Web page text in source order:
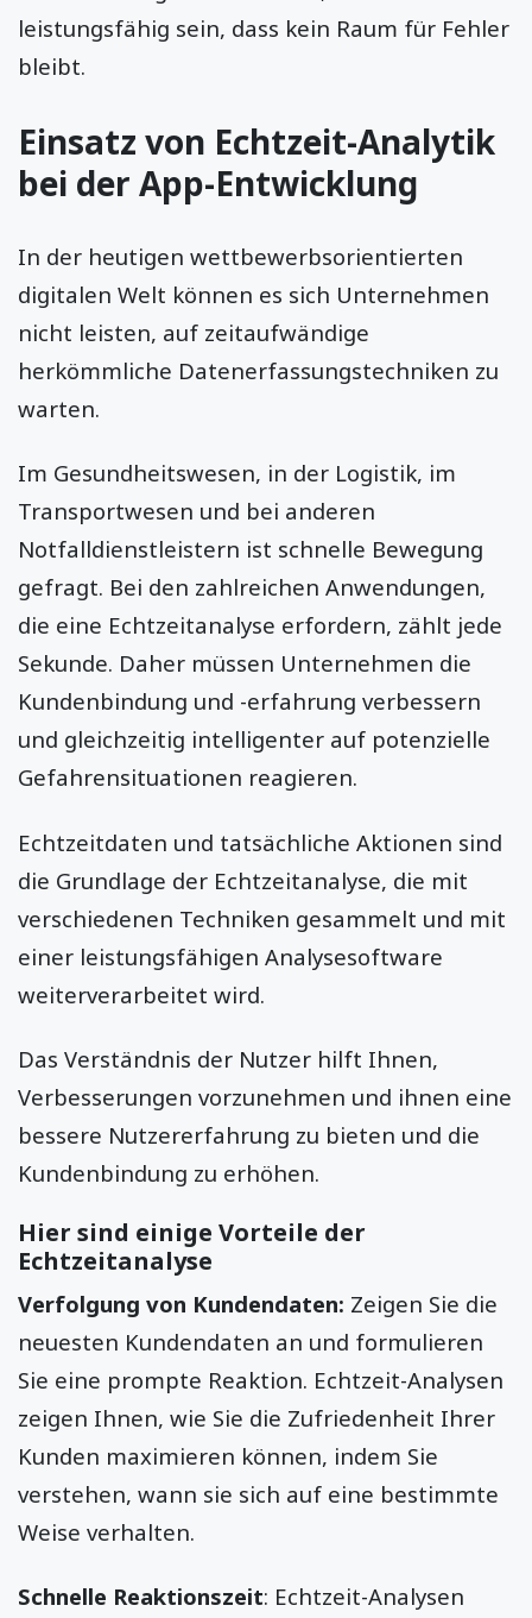
leistungsfähig sein, dass kein Raum für Fehler
bleibt.
Einsatz von Echtzeit-Analytik
bei der App-Entwicklung
In der heutigen wettbewerbsorientierten
digitalen Welt können es sich Unternehmen
nicht leisten, auf zeitaufwändige
herkömmliche Datenerfassungstechniken zu
warten.
Im Gesundheitswesen, in der Logistik, im
Transportwesen und bei anderen
Notfalldienstleistern ist schnelle Bewegung
gefragt. Bei den zahlreichen Anwendungen,
die eine Echtzeitanalyse erfordern, zählt jede
Sekunde. Daher müssen Unternehmen die
Kundenbindung und -erfahrung verbessern
und gleichzeitig intelligenter auf potenzielle
Gefahrensituationen reagieren.
Echtzeitdaten und tatsächliche Aktionen sind
die Grundlage der Echtzeitanalyse, die mit
verschiedenen Techniken gesammelt und mit
einer leistungsfähigen Analysesoftware
weiterverarbeitet wird.
Das Verständnis der Nutzer hilft Ihnen,
Verbesserungen vorzunehmen und ihnen eine
bessere Nutzererfahrung zu bieten und die
Kundenbindung zu erhöhen.
Hier sind einige Vorteile der
Echtzeitanalyse
Verfolgung von Kundendaten: Zeigen Sie die
neuesten Kundendaten an und formulieren
Sie eine prompte Reaktion. Echtzeit-Analysen
zeigen Ihnen, wie Sie die Zufriedenheit Ihrer
Kunden maximieren können, indem Sie
verstehen, wann sie sich auf eine bestimmte
Weise verhalten.
Schnelle Reaktionszeit: Echtzeit-Analysen